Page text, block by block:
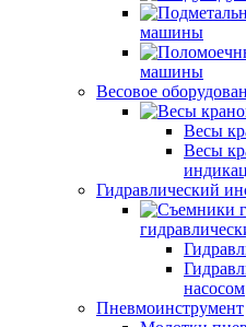
машины
машины
Весовое
Весы
Весы
Гидравлический
насосом
Пневмоинструмент